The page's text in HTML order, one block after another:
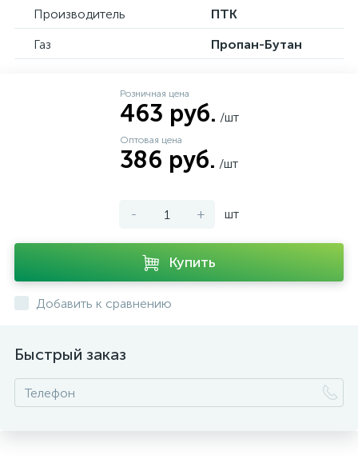
Производитель
ПТК
Газ
Пропан-Бутан
Розничная цена
463 руб. /шт
Оптовая цена
386 руб. /шт
- + шт
Купить
Добавить к сравнению
Быстрый заказ